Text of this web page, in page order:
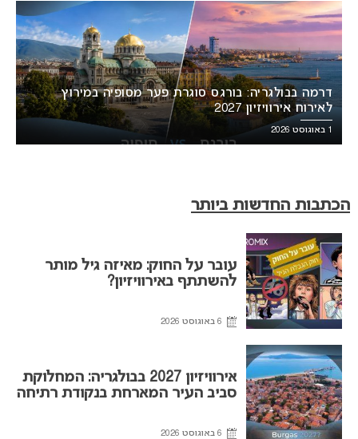
דרמה בבולגריה: בורגס סוגרת פער מסופיה במירוץ
לאירוח אירוויזיון 2027
1 באוגוסט 2026
הכתבות החדשות ביותר
עובר על החוק: מאיזה גיל מותר
להשתתף באירוויזיון?
6 באוגוסט 2026
אירוויזיון 2027 בבולגריה: המחלוקת
סביב העיר המארחת בנקודת רתיחה
6 באוגוסט 2026